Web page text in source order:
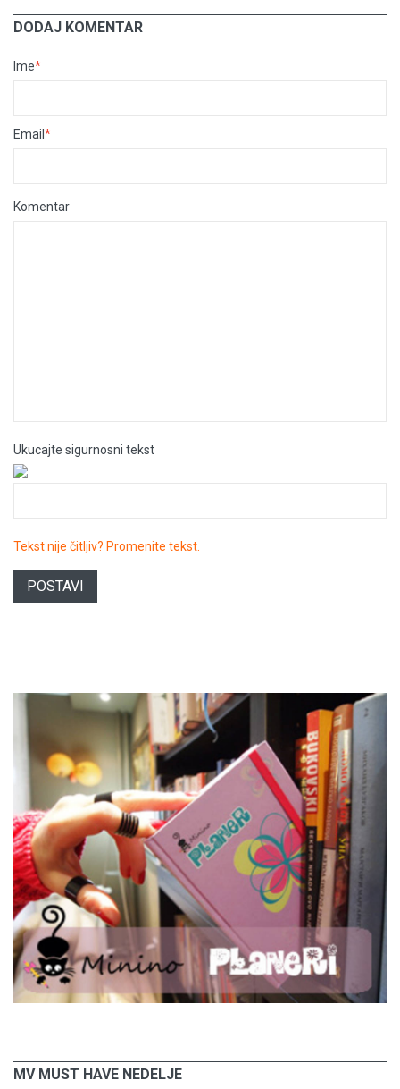
DODAJ KOMENTAR
Ime*
Email *
Komentar
Ukucajte sigurnosni tekst
Tekst nije čitljiv? Promenite tekst.
POSTAVI
MV MUST HAVE NEDELJE